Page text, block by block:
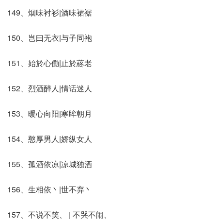
149、烟味衬衫|酒味裙裾
150、岂曰无衣|与子同袍
151、始於心働|止於蔠老
152、烈酒醉人|情话迷人
153、暖心向阳|寒眸朝月
154、憨厚男人|娇纵女人
155、孤酒依凉|凉城独酒
156、生相依丶|世不弃丶
157、不说不笑、 | 不哭不闹、